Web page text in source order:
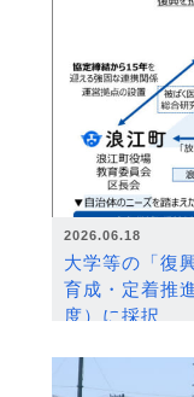
2026.06.18
大学等の「復
育成・定着推
度）に採択